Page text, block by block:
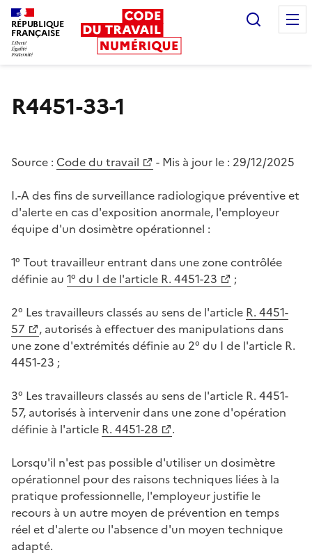
RÉPUBLIQUE
FRANÇAISE
R4451-33-1
Source : Code du travail - Mis à jour le : 29/12/2025
I.-A des fins de surveillance radiologique préventive et
d'alerte en cas d'exposition anormale, l'employeur
équipe d'un dosimètre opérationnel :
1° Tout travailleur entrant dans une zone contrôlée
définie au 1° du I de l'article R. 4451-23
;
2° Les travailleurs classés au sens de l'article R. 4451-
57
, autorisés à effectuer des manipulations dans
une zone d'extrémités définie au 2° du I de l'article R.
4451-23 ;
3° Les travailleurs classés au sens de l'article R. 4451-
57, autorisés à intervenir dans une zone d'opération
définie à l'article R. 4451-28
.
Lorsqu'il n'est pas possible d'utiliser un dosimètre
opérationnel pour des raisons techniques liées à la
pratique professionnelle, l'employeur justifie le
recours à un autre moyen de prévention en temps
réel et d'alerte ou l'absence d'un moyen technique
adapté.